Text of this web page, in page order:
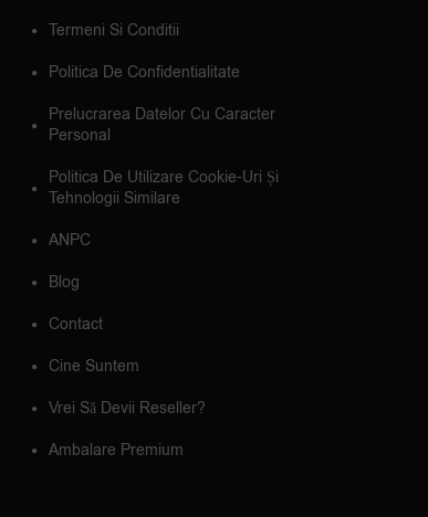
Termeni Si Conditii
Politica De Confidentialitate
Prelucrarea Datelor Cu Caracter
Personal
Politica De Utilizare Cookie-Uri Și
Tehnologii Similare
ANPC
Blog
Contact
Cine Suntem
Vrei Să Devii Reseller?
Ambalare Premium